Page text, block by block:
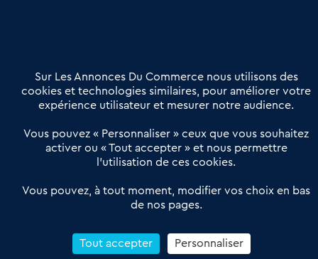
Offres Pro
Actualités
Qui sommes nous ?
Derniers articles
Réseau 3C : un partenaire national dédié aux transactions
Petitscommerces : Un partenariat au service du commerce de
proximité et des territoires
Reprendre un Restaurant Rapide
Sur Les Annonces Du Commerce nous utilisons des
cookies et technologies similaires, pour améliorer votre
expérience utilisateur et mesurer notre audience.
Vous pouvez « Personnaliser » ceux que vous souhaitez
activer ou « Tout accepter » et nous permettre
l’utilisation de ces cookies.
Vous pouvez, à tout moment, modifier vos choix en bas
de nos pages.
Tout accepter Personnaliser